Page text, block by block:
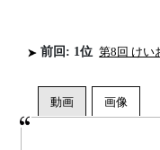
前回: 1位 第8回 けい